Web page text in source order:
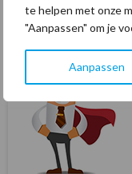
te helpen met onze
"Aanpassen" om je
Aanpassen
Gratis